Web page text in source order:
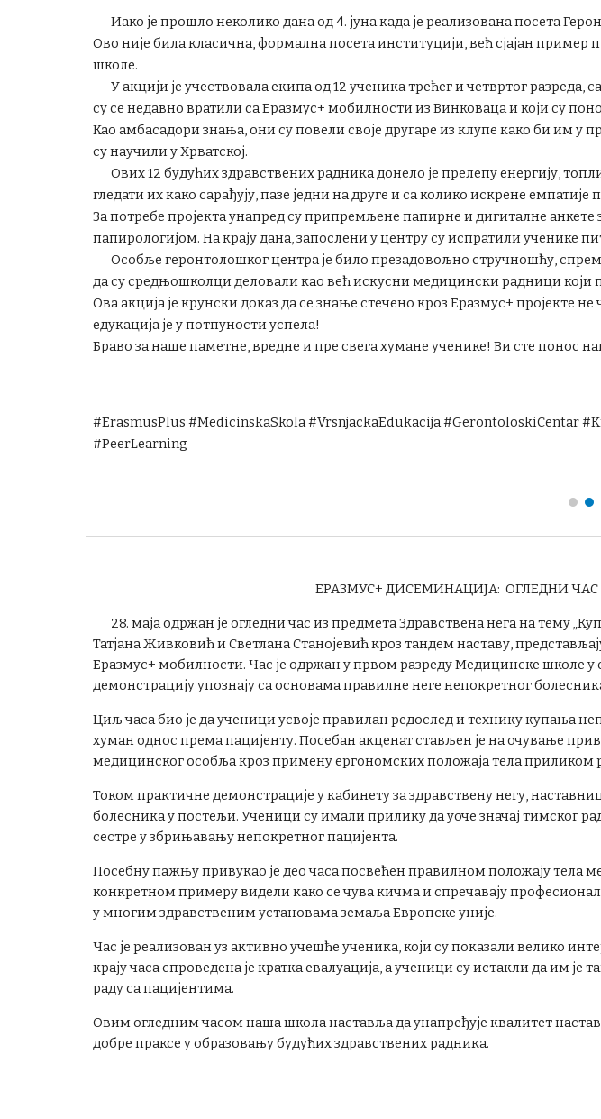
Иако је прошло неколико дана од 4. јуна када је реализована посета
Ово није била класична, формална посета институцији, већ сјајан
школе.
У акцији је учествовала екипа од 12 ученика трећег и четвртог
су се недавно вратили са Еразмус+ мобилности из Винковаца и који су
Као амбасадори знања, они су повели своје другаре из клупе како би им у
су научили у Хрватској.
Ових 12 будућих здравствених радника донело је прелепу енергију,
гледати их како сарађују, пазе једни на друге и са колико искрене
За потребе пројекта унапред су припремљене папирне и дигиталне анкете
папирологијом. На крају дана, запослени у центру су испратили ученике
Особље геронтолошког центра је било презадовољно стручношћу,
да су средњошколци деловали као већ искусни медицински радници који
Ова акција је крунски доказ да се знање стечено кроз Еразмус+ пројекте
едукација је у потпуности успела!
Браво за наше паметне, вредне и пре свега хумане ученике! Ви сте понос
#ErasmusPlus #MedicinskaSkola #VrsnjackaEdukacija #GerontoloskiCentar
#PeerLearning
ЕРАЗМУС+ ДИСЕМИНАЦИЈА: ОГЛЕДНИ ЧАС
28. маја одржан је огледни час из предмета Здравствена нега на тему
Татјана Живковић и Светлана Станојевић кроз тандем наставу,
Еразмус+ мобилности. Час је одржан у првом разреду Медицинске школе
демонстрацију упознају са основама правилне неге непокретног
Циљ часа био је да ученици усвоје правилан редослед и технику купања
хуман однос према пацијенту. Посебан акценат стављен је на очување
медицинског особља кроз примену ергономских положаја тела приликом
Током практичне демонстрације у кабинету за здравствену негу,
болесника у постељи. Ученици су имали прилику да уоче значај тимског
сестре у збрињавању непокретног пацијента.
Посебну пажњу привукао је део часа посвећен правилном положају тела
конкретном примеру видели како се чува кичма и спречавају
у многим здравственим установама земаља Европске уније.
Час је реализован уз активно учешће ученика, који су показали велико
крају часа спроведена је кратка евалуација, а ученици су истакли да им
раду са пацијентима.
Овим огледним часом наша школа наставља да унапређује квалитет
добре праксе у образовању будућих здравствених радника.